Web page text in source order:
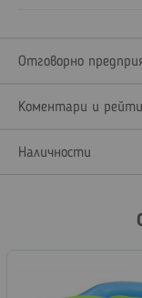
Отговорно
Коментари и
Наличности